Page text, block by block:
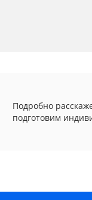
Подробно
подготовим